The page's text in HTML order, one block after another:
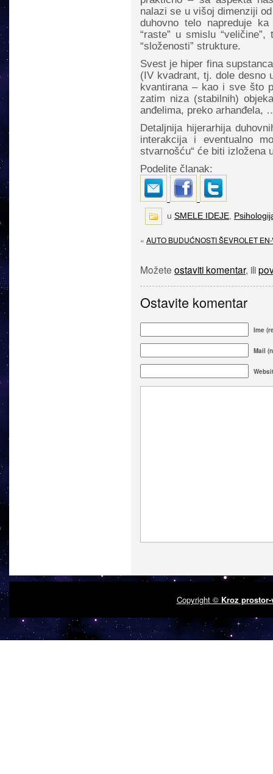
nalazi se u višoj dimenziji
duhovno telo napreduje
“raste” u smislu
“složenosti” strukture.
Svest je hiper fina
(IV kvadrant, tj. dole desno
kvantirana – kao i sve što
zatim niza (stabilnih)
anđelima, preko arhanđela,
Detaljnija hijerarhija
interakcija i eventualno
stvarnošću“ će biti izložena
Podelite članak:
u SMELE IDEJE
« AUTO BUDUĆNOSTI ŠEVROLET
Možete ostaviti komentar, ili
Ostavite komentar
Ime
Mail
Copyright © Kroz prostor-
Powered by WordPress | Designed by: Premium Free WordPress Themes |